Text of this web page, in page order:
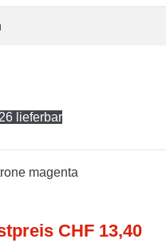
lieferbar
magenta
CHF 13,40